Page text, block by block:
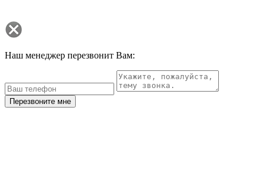
Наш менеджер перезвонит Вам:
Перезвоните мне